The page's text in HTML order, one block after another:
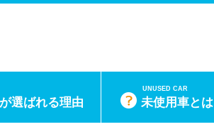
選ばれる理由
UNUSED CAR
未使用車とは